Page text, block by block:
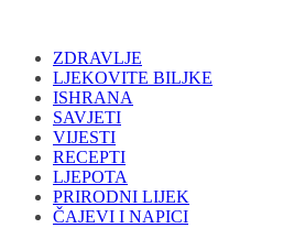
ZDRAVLJE
LJEKOVITE BILJKE
ISHRANA
SAVJETI
VIJESTI
RECEPTI
LJEPOTA
PRIRODNI LIJEK
ČAJEVI I NAPICI